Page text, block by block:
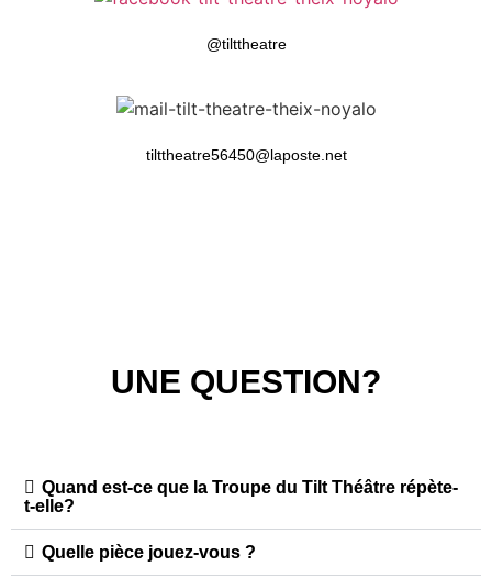
@tilttheatre
tilttheatre56450@laposte.net
UNE QUESTION?
Quand est-ce que la Troupe du Tilt Théâtre répète-
t-elle?
Quelle pièce jouez-vous ?